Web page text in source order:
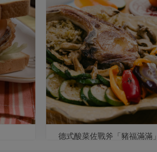
德式酸菜佐戰斧「豬福滿滿」